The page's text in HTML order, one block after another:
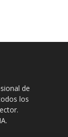
de
los